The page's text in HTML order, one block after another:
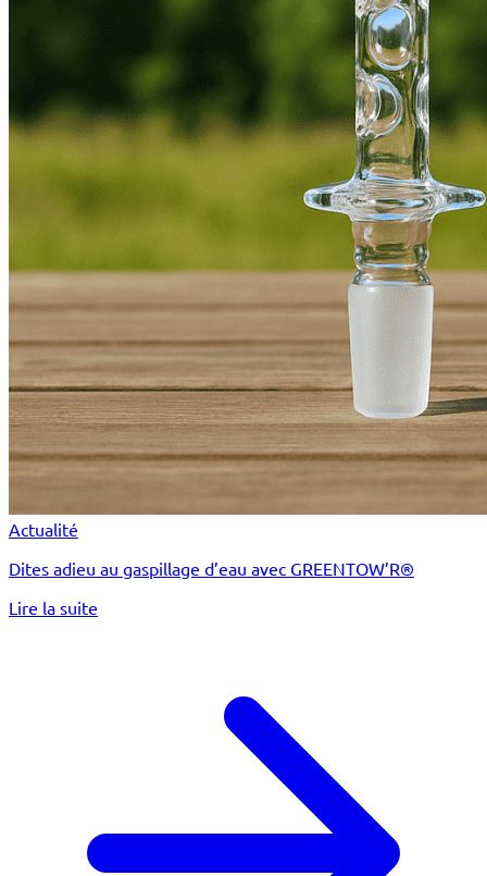
Actualité
Dites adieu au gaspillage d’eau avec GREENTOW’R®
Lire la suite